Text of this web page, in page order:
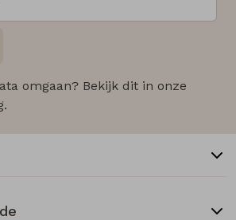
omgaan? Bekijk dit in onze